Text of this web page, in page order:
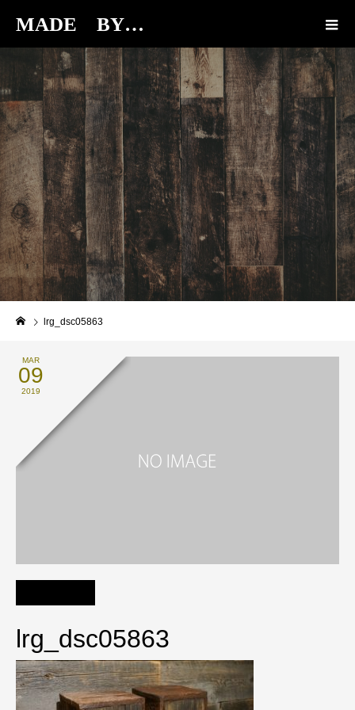
MADE BY…
lrg_dsc05863
MAR
09
2019
lrg_dsc05863